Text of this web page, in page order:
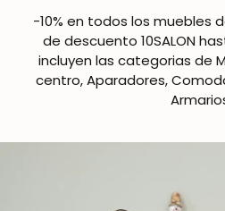
-10% en todos los muebles
de descuento 10SALON
incluyen las categorias de
centro, Aparadores,